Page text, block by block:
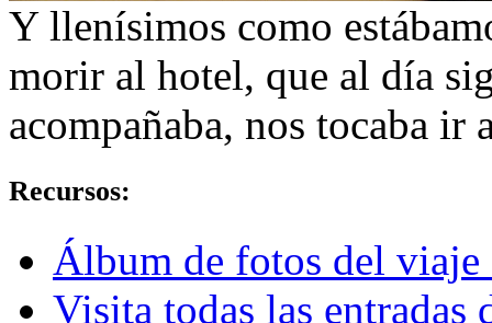
Y llenísimos como
morir al hotel, que al día
acompañaba, nos tocaba ir
Recursos:
Álbum de fotos del
Visita todas las entradas